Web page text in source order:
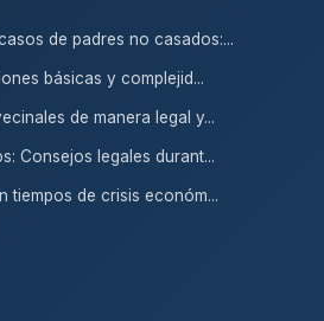
de padres no casados:...
básicas y complejid...
de manera legal y...
Consejos legales durant...
tiempos de crisis económ...